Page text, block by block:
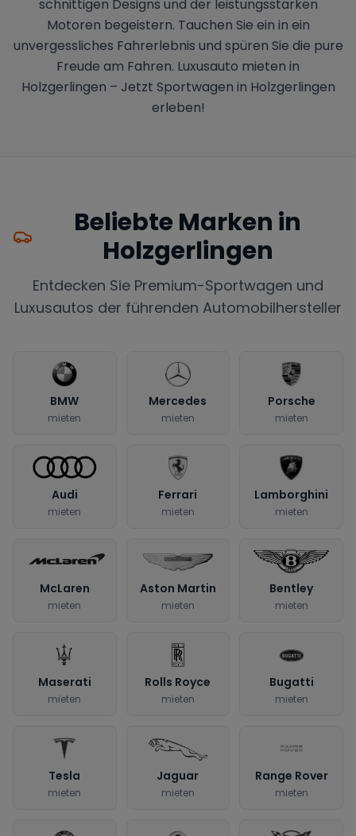
schnittigen Designs und der leistungsstarken
Motoren begeistern. Tauchen Sie ein in ein
unvergessliches Fahrerlebnis und spüren Sie die pure
Freude am Fahren. Luxusauto mieten in
Holzgerlingen – Jetzt Sportwagen in Holzgerlingen
erleben!
Beliebte Marken in
Holzgerlingen
Entdecken Sie Premium-Sportwagen und
Luxusautos der führenden Automobilhersteller
BMW
mieten
Mercedes
mieten
Porsche
mieten
Audi
mieten
Ferrari
mieten
Lamborghini
mieten
McLaren
mieten
Aston Martin
mieten
Bentley
mieten
Maserati
mieten
Rolls Royce
mieten
Bugatti
mieten
Tesla
mieten
Jaguar
mieten
Range Rover
mieten